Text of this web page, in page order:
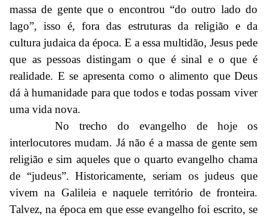
massa de gente que o encontrou “do outro lado do
lago”, isso é, fora das estruturas da religião e da
cultura judaica da época. E a essa multidão, Jesus pede
que as pessoas distingam o que é sinal e o que é
realidade. E se apresenta como o alimento que Deus
dá à humanidade para que todos e todas possam viver
uma vida nova.
No trecho do evangelho de hoje os
interlocutores mudam. Já não é a massa de gente sem
religião e sim aqueles que o quarto evangelho chama
de “judeus”. Historicamente, seriam os judeus que
vivem na Galileia e naquele território de fronteira.
Talvez, na época em que esse evangelho foi escrito, se